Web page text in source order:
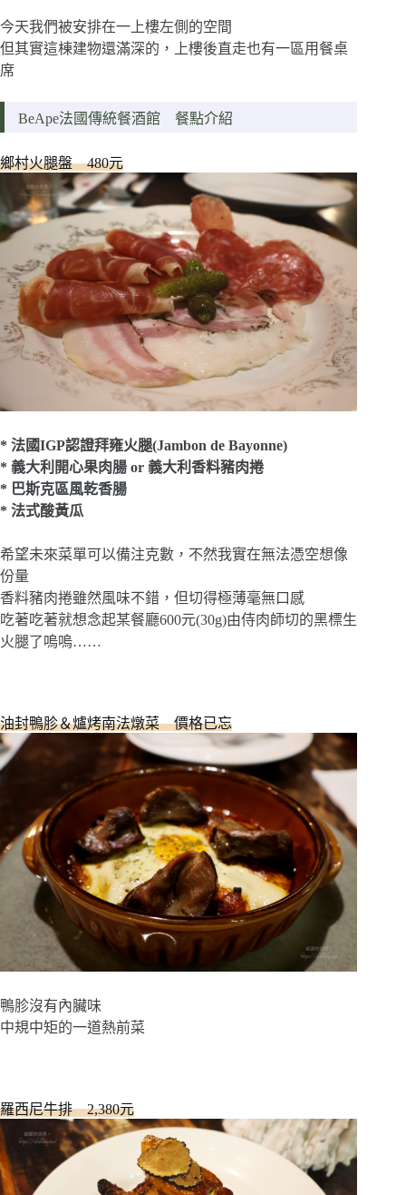
今天我們被安排在一上樓左側的空間
但其實這棟建物還滿深的，上樓後直走也有一區用餐桌
席
BeApe法國傳統餐酒館 餐點介紹
鄉村火腿盤 480元
* 法國IGP認證拜雍火腿(Jambon de Bayonne)
* 義大利開心果肉腸 or 義大利香料豬肉捲
* 巴斯克區風乾香腸
* 法式酸黃瓜
希望未來菜單可以備注克數，不然我實在無法憑空想像
份量
香料豬肉捲雖然風味不錯，但切得極薄毫無口感
吃著吃著就想念起某餐廳600元(30g)由侍肉師切的黑標生
火腿了嗚嗚……
油封鴨胗＆爐烤南法燉菜 價格已忘
鴨胗沒有內臟味
中規中矩的一道熱前菜
羅西尼牛排 2,380元